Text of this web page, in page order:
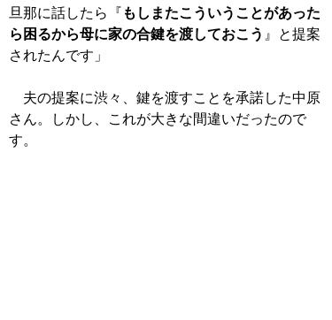
旦那に話したら『 もしまたこういうことがあった
ら困るから母に家の合鍵を渡しておこう 』と提案
されたんです」
夫の提案に渋々、鍵を渡すことを承諾した中原
さん。しかし、これが大きな間違いだったので
す。